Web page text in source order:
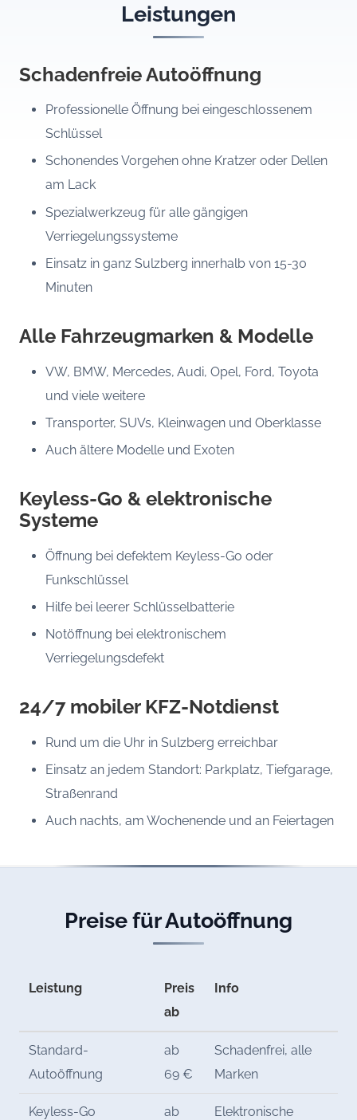
Leistungen
Schadenfreie Autoöffnung
Professionelle Öffnung bei eingeschlossenem
Schlüssel
Schonendes Vorgehen ohne Kratzer oder Dellen
am Lack
Spezialwerkzeug für alle gängigen
Verriegelungssysteme
Einsatz in ganz Sulzberg innerhalb von 15-30
Minuten
Alle Fahrzeugmarken & Modelle
VW, BMW, Mercedes, Audi, Opel, Ford, Toyota
und viele weitere
Transporter, SUVs, Kleinwagen und Oberklasse
Auch ältere Modelle und Exoten
Keyless-Go & elektronische
Systeme
Öffnung bei defektem Keyless-Go oder
Funkschlüssel
Hilfe bei leerer Schlüsselbatterie
Notöffnung bei elektronischem
Verriegelungsdefekt
24/7 mobiler KFZ-Notdienst
Rund um die Uhr in Sulzberg erreichbar
Einsatz an jedem Standort: Parkplatz, Tiefgarage,
Straßenrand
Auch nachts, am Wochenende und an Feiertagen
Preise für Autoöffnung
Leistung
Preis
ab
Info
Standard-
Autoöffnung
ab
69 €
Schadenfrei, alle
Marken
Keyless-Go
ab
Elektronische